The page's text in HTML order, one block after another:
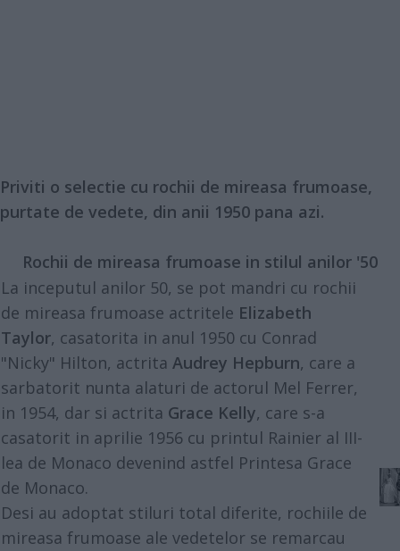
Priviti o selectie cu rochii de mireasa frumoase,
purtate de vedete, din anii 1950 pana azi.
Rochii de mireasa frumoase in stilul anilor '50
La inceputul anilor 50, se pot mandri cu rochii
de mireasa frumoase actritele Elizabeth
Taylor, casatorita in anul 1950 cu Conrad
"Nicky" Hilton, actrita Audrey Hepburn, care a
sarbatorit nunta alaturi de actorul Mel Ferrer,
in 1954, dar si actrita Grace Kelly, care s-a
casatorit in aprilie 1956 cu printul Rainier al III-
lea de Monaco devenind astfel Printesa Grace
de Monaco.
Desi au adoptat stiluri total diferite, rochiile de
mireasa frumoase ale vedetelor se remarcau